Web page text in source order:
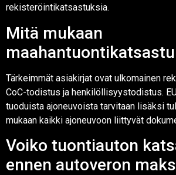
rekisteröintikatsastuksia.
Mitä mukaan
Tärkeimmät asiakirjat ovat ulkomainen
CoC-todistus ja henkilöllisyystodistus.
tuoduista ajoneuvoista tarvitaan lisäksi
mukaan kaikki ajoneuvoon liittyvät
Voiko tuontiauton
ennen autoveron